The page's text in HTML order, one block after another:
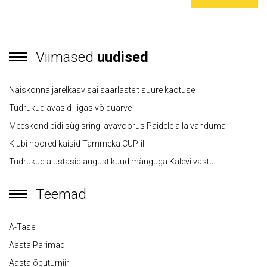
Viimased uudised
Naiskonna järelkasv sai saarlastelt suure kaotuse
Tüdrukud avasid liigas võiduarve
Meeskond pidi sügisringi avavoorus Paidele alla vanduma
Klubi noored käisid Tammeka CUP-il
Tüdrukud alustasid augustikuud mänguga Kalevi vastu
Teemad
A-Tase
Aasta Parimad
Aastalõputurniir